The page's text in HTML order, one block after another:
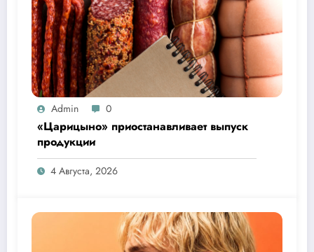
Admin 0
«Царицыно» приостанавливает выпуск
продукции
4 Августа, 2026